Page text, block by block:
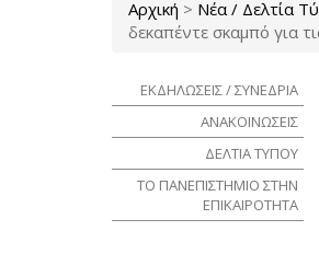
Είστε εδώ
Αρχική > Νέα / Δελτία
δεκαπέντε σκαμπό για
ΕΚΔΗΛΩΣΕΙΣ / ΣΥΝΕΔΡΙΑ
ΑΝΑΚΟΙΝΩΣΕΙΣ
ΔΕΛΤΙΑ ΤΥΠΟΥ
ΤΟ ΠΑΝΕΠΙΣΤΗΜΙΟ ΣΤΗΝ
ΕΠΙΚΑΙΡΟΤΗΤΑ